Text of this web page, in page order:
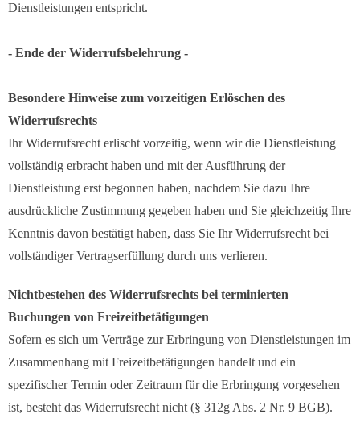
Dienstleistungen entspricht.
- Ende der Widerrufsbelehrung -
Besondere Hinweise zum vorzeitigen Erlöschen des
Widerrufsrechts
Ihr Widerrufsrecht erlischt vorzeitig, wenn wir die Dienstleistung
vollständig erbracht haben und mit der Ausführung der
Dienstleistung erst begonnen haben, nachdem Sie dazu Ihre
ausdrückliche Zustimmung gegeben haben und Sie gleichzeitig Ihre
Kenntnis davon bestätigt haben, dass Sie Ihr Widerrufsrecht bei
vollständiger Vertragserfüllung durch uns verlieren.
Nichtbestehen des Widerrufsrechts bei terminierten
Buchungen von Freizeitbetätigungen
Sofern es sich um Verträge zur Erbringung von Dienstleistungen im
Zusammenhang mit Freizeitbetätigungen handelt und ein
spezifischer Termin oder Zeitraum für die Erbringung vorgesehen
ist, besteht das Widerrufsrecht nicht (§ 312g Abs. 2 Nr. 9 BGB).